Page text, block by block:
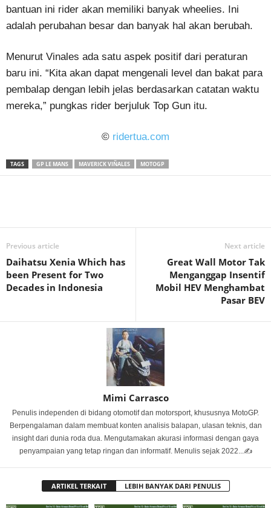
bantuan ini rider akan memiliki banyak wheelies. Ini
adalah perubahan besar dan banyak hal akan berubah.
Menurut Vinales ada satu aspek positif dari peraturan
baru ini. “Kita akan dapat mengenali level dan bakat para
pembalap dengan lebih jelas berdasarkan catatan waktu
mereka,” pungkas rider berjuluk Top Gun itu.
© ridertua.com
TAGS GP LE MANS MAVERICK VIÑALES MOTOGP
Previous article
Daihatsu Xenia Which has
been Present for Two
Decades in Indonesia
Next article
Great Wall Motor Tak
Menganggap Insentif
Mobil HEV Menghambat
Pasar BEV
Mimi Carrasco
Penulis independen di bidang otomotif dan motorsport, khususnya MotoGP.
Berpengalaman dalam membuat konten analisis balapan, ulasan teknis, dan
insight dari dunia roda dua. Mengutamakan akurasi informasi dengan gaya
penyampaian yang tetap ringan dan informatif. Menulis sejak 2022...✍️
ARTIKEL TERKAIT LEBIH BANYAK DARI PENULIS